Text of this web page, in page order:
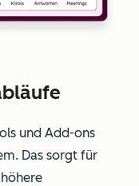
und Add-ons
Das sorgt für